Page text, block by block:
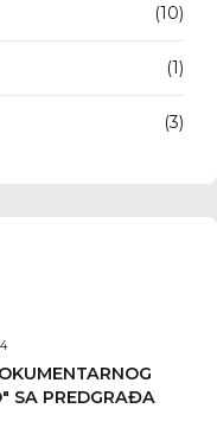
(10)
(1)
(3)
SA PREDGRAĐA